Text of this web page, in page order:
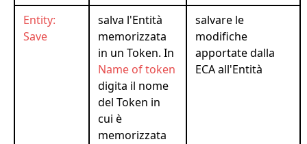
Entity:
Save
salva l'Entità
memorizzata
in un Token. In
Name of token
digita il nome
del Token in
cui è
memorizzata
salvare le
modifiche
apportate dalla
ECA all'Entità